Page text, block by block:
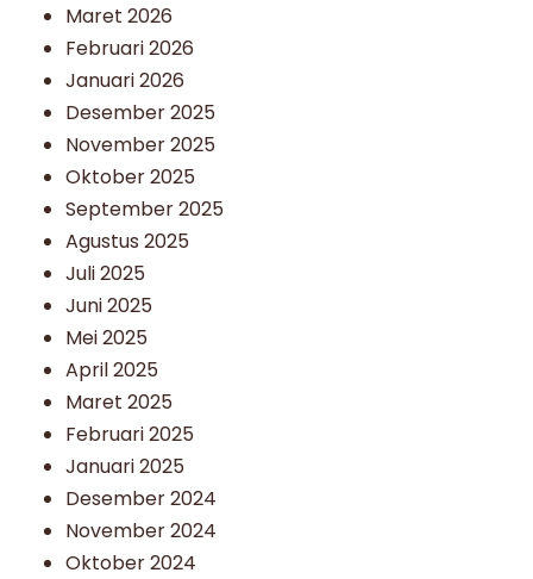
Maret 2026
Februari 2026
Januari 2026
Desember 2025
November 2025
Oktober 2025
September 2025
Agustus 2025
Juli 2025
Juni 2025
Mei 2025
April 2025
Maret 2025
Februari 2025
Januari 2025
Desember 2024
November 2024
Oktober 2024